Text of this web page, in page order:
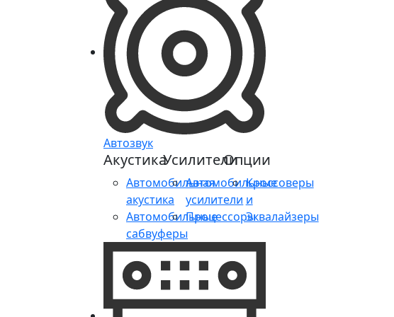
Автозвук
Акустика
Автомобильная
акустика
Автомобильные
сабвуферы
Усилители
Автомобильные
усилители
Процессоры
Опции
Кроссоверы
и
Эквалайзеры